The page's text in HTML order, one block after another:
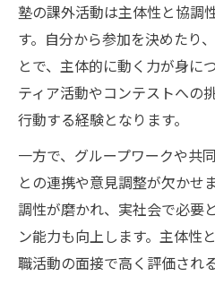
塾の課外活動は主体性と協調
す。自分から参加を決めたり
とで、主体的に動く力が身に
ティア活動やコンテストへの
行動する経験となります。
一方で、グループワークや共
との連携や意見調整が欠かせ
調性が磨かれ、実社会で必要
ン能力も向上します。主体性
職活動の面接で高く評価され